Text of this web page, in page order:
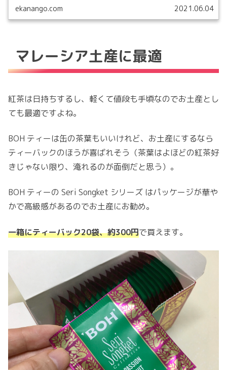
ekanango.com 2021.06.04
マレーシア土産に最適
紅茶は日持ちするし、軽くて値段も手頃なのでお土産とし
ても最適ですよね。
BOH ティーは缶の茶葉もいいけれど、お土産にするなら
ティーバックのほうが喜ばれそう（茶葉はよほどの紅茶好
きじゃない限り、淹れるのが面倒だと思う）。
BOH ティーの Seri Songket シリーズ はパッケージが華や
かで高級感があるのでお土産にお勧め。
一箱にティーバック20袋、約300円で買えます。